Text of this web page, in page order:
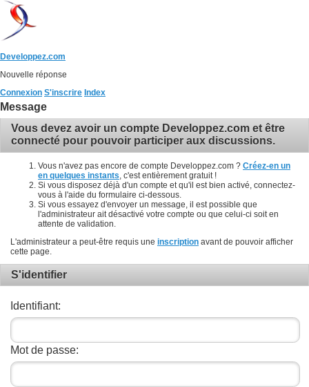
Developpez.com
Nouvelle réponse
Connexion S'inscrire Index
Message
Vous devez avoir un compte Developpez.com et être
connecté pour pouvoir participer aux discussions.
Vous n'avez pas encore de compte Developpez.com ? Créez-en un
en quelques instants , c'est entièrement gratuit !
Si vous disposez déjà d'un compte et qu'il est bien activé, connectez-
vous à l'aide du formulaire ci-dessous.
Si vous essayez d'envoyer un message, il est possible que
l'administrateur ait désactivé votre compte ou que celui-ci soit en
attente de validation.
L'administrateur a peut-être requis une inscription avant de pouvoir afficher
cette page.
S'identifier
Identifiant:
Mot de passe: